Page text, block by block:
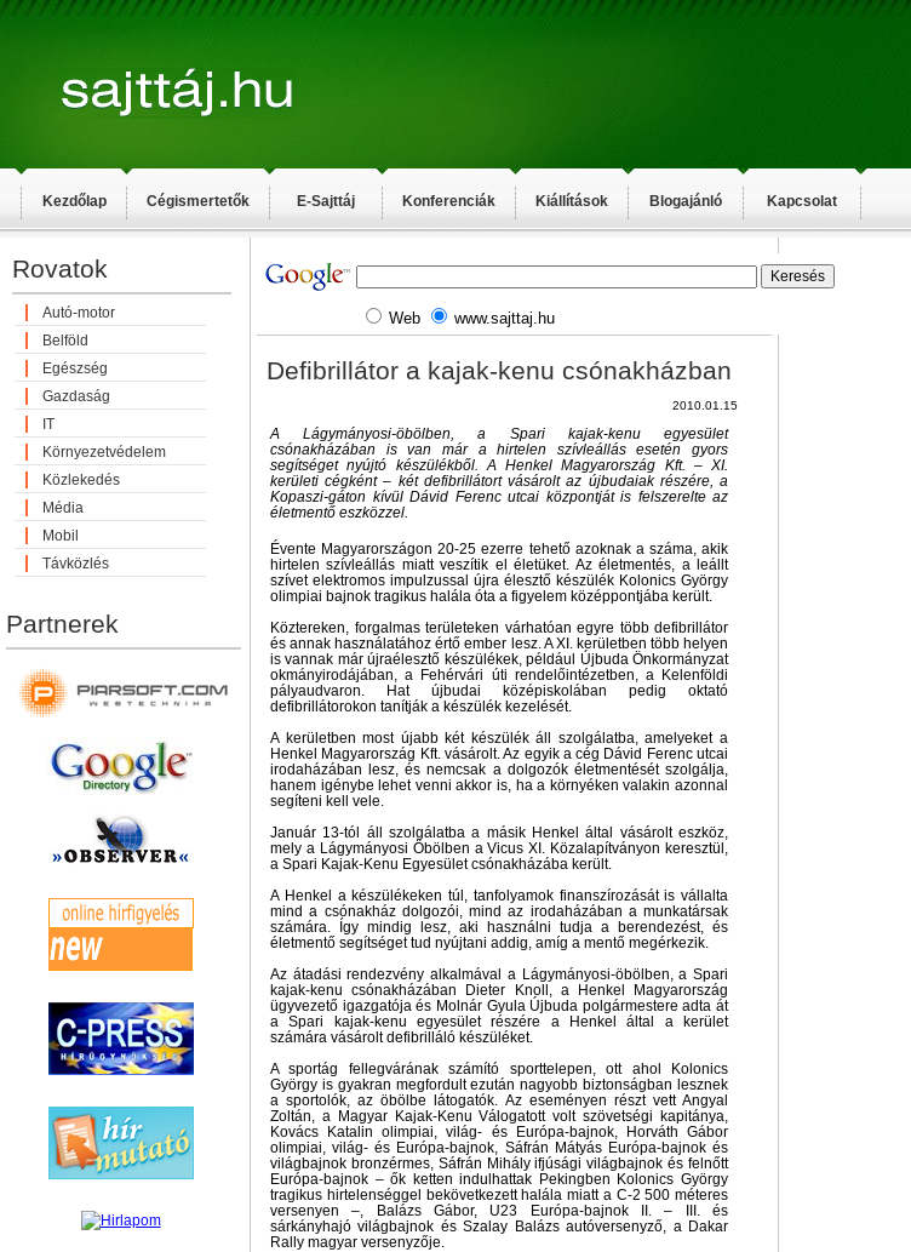
Kezdőlap Cégismertetők E-Sajttáj Konferenciák Kiállítások Blogajánló Kapcsolat
Rovatok
Autó-motor
Belföld
Egészség
Gazdaság
IT
Környezetvédelem
Közlekedés
Média
Mobil
Távközlés
Partnerek
Web www.sajttaj.hu
Defibrillátor a kajak-kenu csónakházban
2010.01.15
A Lágymányosi-öbölben, a Spari kajak-kenu egyesület
csónakházában is van már a hirtelen szívleállás esetén gyors
segítséget nyújtó készülékből. A Henkel Magyarország Kft. – XI.
kerületi cégként – két defibrillátort vásárolt az újbudaiak részére, a
Kopaszi-gáton kívül Dávid Ferenc utcai központját is felszerelte az
életmentő eszközzel.
Évente Magyarországon 20-25 ezerre tehető azoknak a száma, akik
hirtelen szívleállás miatt veszítik el életüket. Az életmentés, a leállt
szívet elektromos impulzussal újra élesztő készülék Kolonics György
olimpiai bajnok tragikus halála óta a figyelem középpontjába került.
Köztereken, forgalmas területeken várhatóan egyre több defibrillátor
és annak használatához értő ember lesz. A XI. kerületben több helyen
is vannak már újraélesztő készülékek, például Újbuda Önkormányzat
okmányirodájában, a Fehérvári úti rendelőintézetben, a Kelenföldi
pályaudvaron. Hat újbudai középiskolában pedig oktató
defibrillátorokon tanítják a készülék kezelését.
A kerületben most újabb két készülék áll szolgálatba, amelyeket a
Henkel Magyarország Kft. vásárolt. Az egyik a cég Dávid Ferenc utcai
irodaházában lesz, és nemcsak a dolgozók életmentését szolgálja,
hanem igénybe lehet venni akkor is, ha a környéken valakin azonnal
segíteni kell vele.
Január 13-tól áll szolgálatba a másik Henkel által vásárolt eszköz,
mely a Lágymányosi Öbölben a Vicus XI. Közalapítványon keresztül,
a Spari Kajak-Kenu Egyesület csónakházába került.
A Henkel a készülékeken túl, tanfolyamok finanszírozását is vállalta
mind a csónakház dolgozói, mind az irodaházában a munkatársak
számára. Így mindig lesz, aki használni tudja a berendezést, és
életmentő segítséget tud nyújtani addig, amíg a mentő megérkezik.
Az átadási rendezvény alkalmával a Lágymányosi-öbölben, a Spari
kajak-kenu csónakházában Dieter Knoll, a Henkel Magyarország
ügyvezető igazgatója és Molnár Gyula Újbuda polgármestere adta át
a Spari kajak-kenu egyesület részére a Henkel által a kerület
számára vásárolt defibrilláló készüléket.
A sportág fellegvárának számító sporttelepen, ott ahol Kolonics
György is gyakran megfordult ezután nagyobb biztonságban lesznek
a sportolók, az öbölbe látogatók. Az eseményen részt vett Angyal
Zoltán, a Magyar Kajak-Kenu Válogatott volt szövetségi kapitánya,
Kovács Katalin olimpiai, világ- és Európa-bajnok, Horváth Gábor
olimpiai, világ- és Európa-bajnok, Sáfrán Mátyás Európa-bajnok és
világbajnok bronzérmes, Sáfrán Mihály ifjúsági világbajnok és felnőtt
Európa-bajnok – ők ketten indulhattak Pekingben Kolonics György
tragikus hirtelenséggel bekövetkezett halála miatt a C-2 500 méteres
versenyen –, Balázs Gábor, U23 Európa-bajnok II. – III. és
sárkányhajó világbajnok és Szalay Balázs autóversenyző, a Dakar
Rally magyar versenyzője.